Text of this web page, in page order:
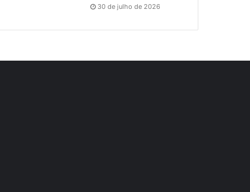
30 de julho de 2026